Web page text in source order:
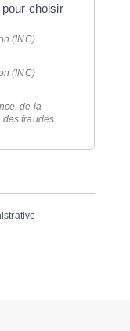
choisir
(INC)
(INC)
de la
des fraudes